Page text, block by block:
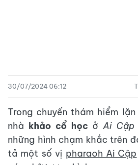
30/07/2024 06:12
Trong chuyến thám hiểm
nhà khảo cổ học ởAi Cập
những hình chạm khắc trên
tả một số vị pharaoh Ai Cập